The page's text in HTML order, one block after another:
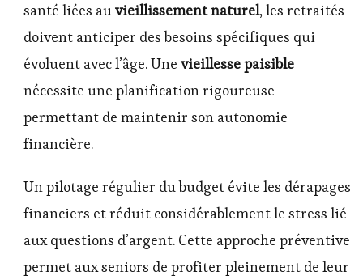
santé liées auvieillissement naturel, les retraités
doivent anticiper des besoins spécifiques qui
évoluent avec l’âge. Une vieillesse paisible
nécessite une planification rigoureuse
permettant de maintenir son autonomie
financière.
Un pilotage régulier du budget évite les dérapages
financiers et réduit considérablement le stress lié
aux questions d’argent. Cette approche préventive
permet aux seniors de profiter pleinement de leur